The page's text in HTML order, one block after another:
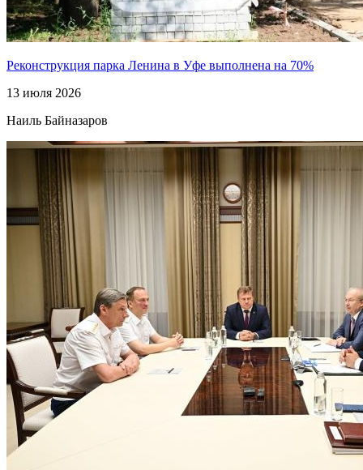
Реконструкция парка Ленина в Уфе выполнена на 70%
13 июля 2026
Наиль Байназаров